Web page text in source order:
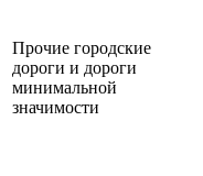
Прочие городские
дороги и дороги
минимальной
значимости